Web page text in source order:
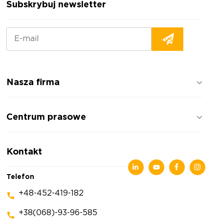
Subskrybuj newsletter
Nasza firma
Opinie o firmie
Centrum prasowe
Artykuły
Kontakt
Telefon
+48-452-419-182
+38(068)-93-96-585